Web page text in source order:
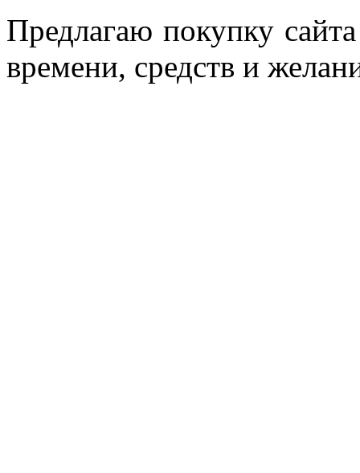
Пред­ла­гаю по­куп­ку
вре­мени, средств и